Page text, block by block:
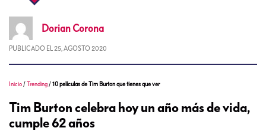
Dorian Corona
PUBLICADO EL 25, AGOSTO 2020
Inicio /Trending /10 películas de Tim Burton que tienes que ver
Tim Burton celebra hoy un año más de vida,
cumple 62 años